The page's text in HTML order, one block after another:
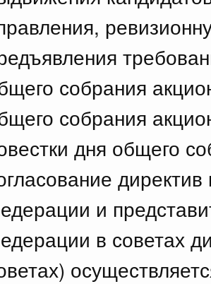
собрания
собрания
дня общего
и
в советах
органа),
частной детективной
сыскных услуг и об
Правительства
№ 910
в некоторые акты